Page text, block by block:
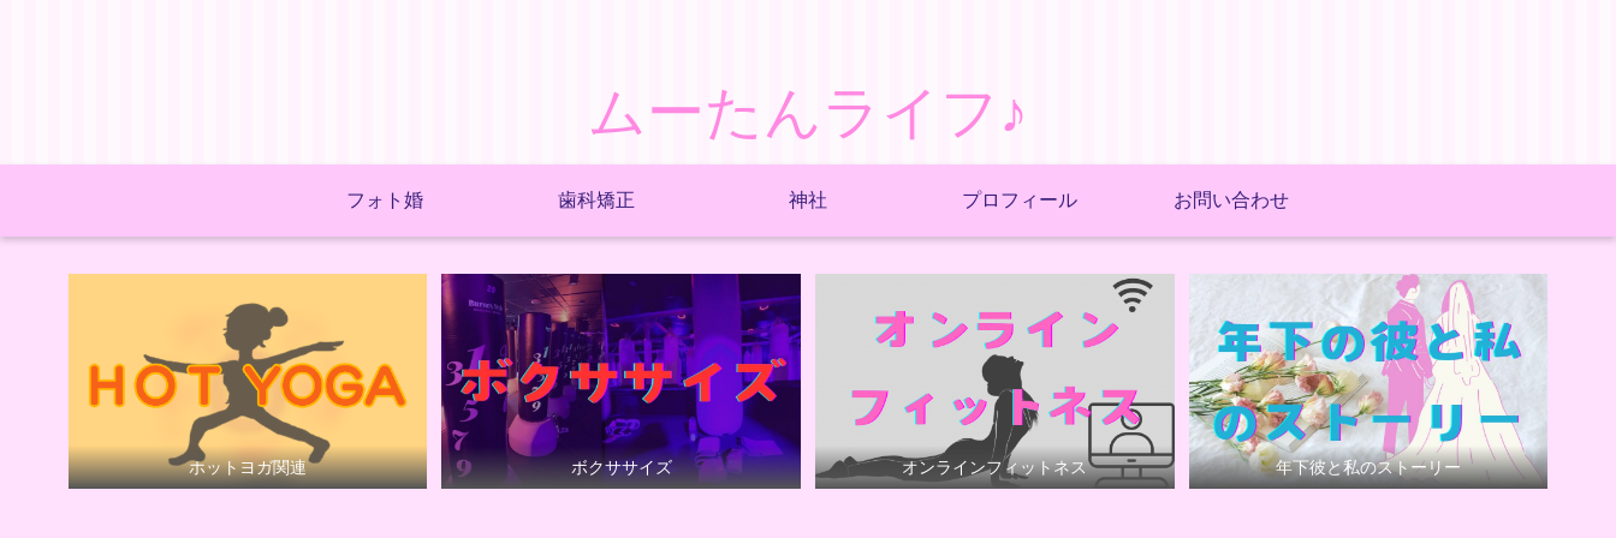
ムーたんライフ♪
フォト婚 歯科矯正 神社 プロフィール お問い合わせ
ホットヨガ関連 ボクササイズ オンラインフィットネス 年下彼と私のストーリー